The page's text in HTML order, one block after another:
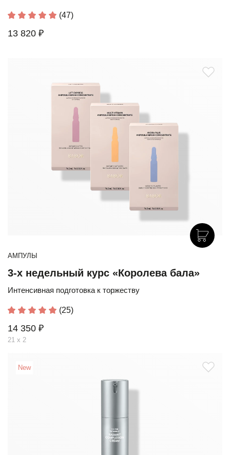
(47)
13 820 ₽
АМПУЛЫ
3-х недельный курс «Королева бала»
Интенсивная подготовка к торжеству
(25)
14 350 ₽
21 х 2
New